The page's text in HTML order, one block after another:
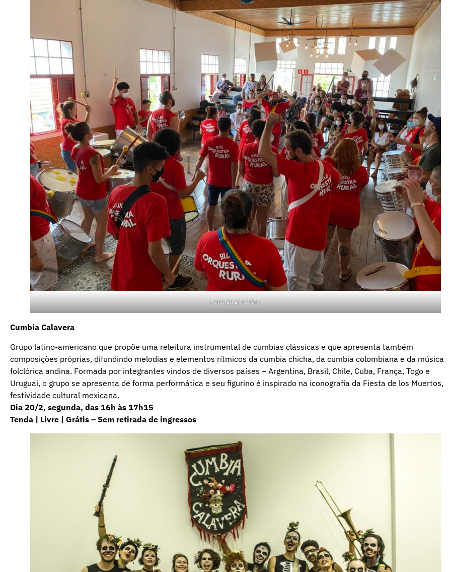
Foto: Lu Bortoline
Cumbia Calavera
Grupo latino-americano que propõe uma releitura instrumental de cumbias clássicas e que apresenta também
composições próprias, difundindo melodias e elementos rítmicos da cumbia chicha, da cumbia colombiana e da música
folclórica andina. Formada por integrantes vindos de diversos países – Argentina, Brasil, Chile, Cuba, França, Togo e
Uruguai, o grupo se apresenta de forma performática e seu figurino é inspirado na iconografia da Fiesta de los Muertos,
festividade cultural mexicana.
Dia 20/2, segunda, das 16h às 17h15
Tenda | Livre | Grátis – Sem retirada de ingressos